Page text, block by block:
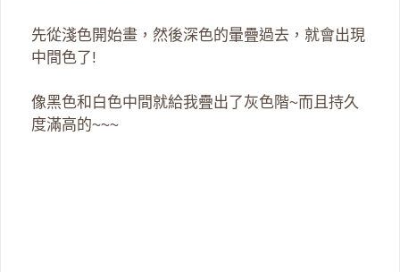
先從淺色開始畫，然後深色的暈疊過去，就會出現
中間色了!
像黑色和白色中間就給我疊出了灰色階~而且持久
度滿高的~~~